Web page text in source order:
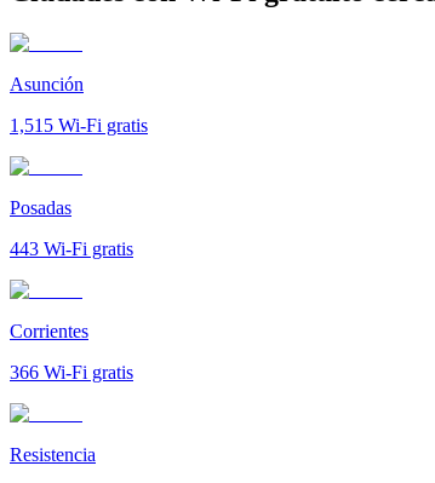
Asunción
1,515 Wi-Fi gratis
Posadas
443 Wi-Fi gratis
Corrientes
366 Wi-Fi gratis
Resistencia